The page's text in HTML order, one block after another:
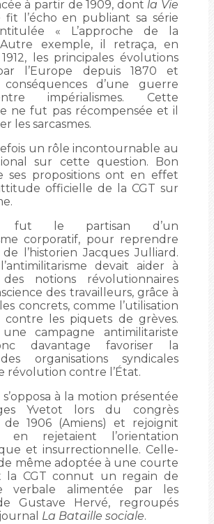
à partir de 1909, dontla Vie
fit l’écho en publiant sa série
« L’approche de la
exemple, il retraça, en
les principales évolutions
l’Europe depuis 1870 et
d’une guerre
impérialismes. Cette
ne fut pas récompensée et il
les sarcasmes.
un rôle incontournable au
sur cette question. Bon
ses propositions ont en effet
officielle de la CGT sur
fut le partisan d’un
corporatif, pour reprendre
l’historien Jacques Julliard.
devait aider à
notions révolutionnaires
des travailleurs, grâce à
concrets, comme l’utilisation
contre les piquets de grèves.
campagne antimilitariste
davantage favoriser la
organisations syndicales
révolution contre l’État.
à la motion présentée
Yvetot lors du congrès
de 1906 (Amiens) et rejoignit
rejetaient l’orientation
et insurrectionnelle. Celle-
même adoptée à une courte
la CGT connut un regain de
verbale alimentée par les
Gustave Hervé, regroupés
La Bataille sociale.